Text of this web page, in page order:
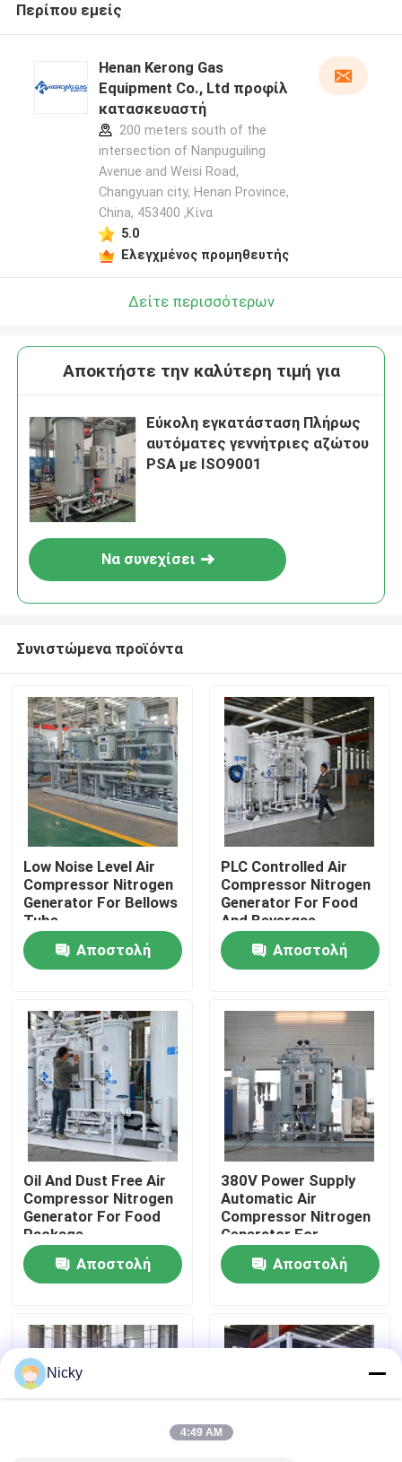
Σπίτι
Σχετικά με εμάς
Επισκεψή εργοστασίου
Επικοινωνήστε μαζί μας
Ειδήσεις
Ζητήστε μια προσφορά
Παραγωγοί αζώτου PSA
Περίπου εμείς
Henan Kerong Gas
Equipment Co., Ltd προφίλ
κατασκευαστή
200 meters south of the
intersection of Nanpuguiling
Avenue and Weisi Road,
Changyuan city, Henan Province,
China, 453400 ,Κίνα
5.0
Ελεγχμένος προμηθευτής
Δείτε περισσότερων
Αποκτήστε την καλύτερη τιμή για
Εύκολη εγκατάσταση Πλήρως
αυτόματες γεννήτριες αζώτου
PSA με ISO9001
Να συνεχίσει
Συνιστώμενα προϊόντα
Low Noise Level Air
Compressor Nitrogen
Generator For Bellows
Tube
Αποστολή
PLC Controlled Air
Compressor Nitrogen
Generator For Food
And Bevergae
Αποστολή
Oil And Dust Free Air
Compressor Nitrogen
Generator For Food
Package
Αποστολή
380V Power Supply
Automatic Air
Compressor Nitrogen
Generator For
Beverage Filling
Αποστολή
Nicky
4:49 AM